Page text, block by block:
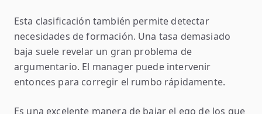
Esta clasificación también permite detectar
necesidades de formación. Una tasa demasiado
baja suele revelar un gran problema de
argumentario. El manager puede intervenir
entonces para corregir el rumbo rápidamente.
Es una excelente manera de bajar el ego de los que